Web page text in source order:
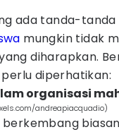
ada tanda-
mungkin tidak
diharapkan.
diperhatikan:
organisasi
andreapiacquadio)
berkembang